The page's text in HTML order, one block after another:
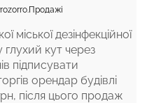
міської дезінфекційної
глухий кут через
підписувати
орендар будівлі
після цього продаж